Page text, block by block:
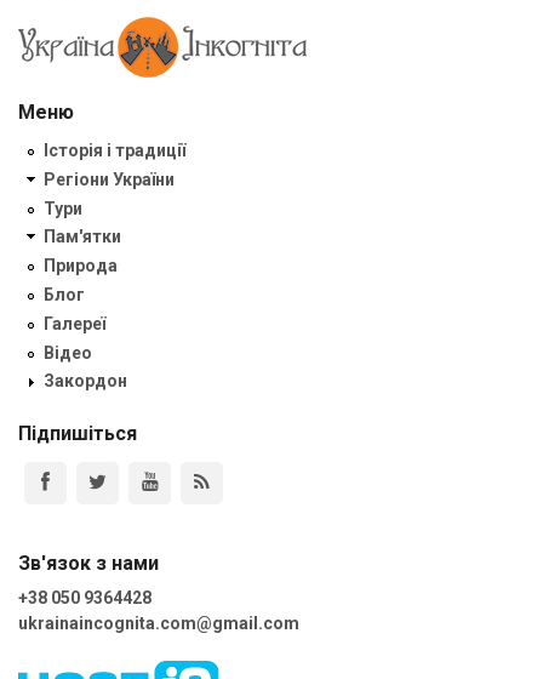
Меню
Історія і традиції
Регіони України
Тури
Пам'ятки
Природа
Блог
Галереї
Відео
Закордон
Підпишіться
Зв'язок з нами
+38 050 9364428
ukrainaincognita.com@gmail.com